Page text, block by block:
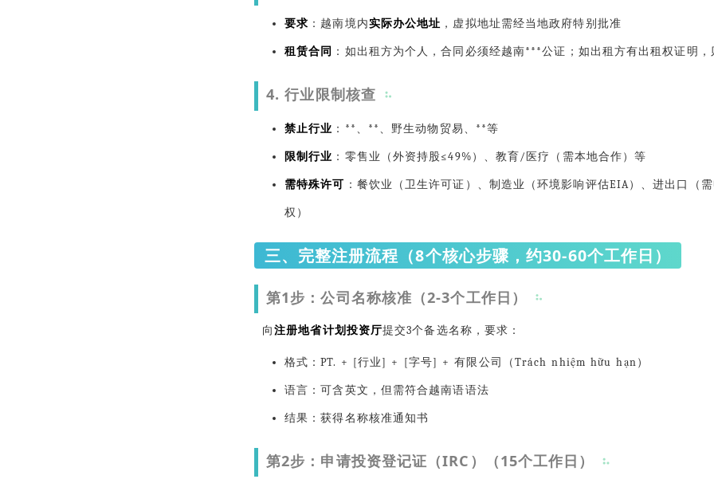
要求 ：越南境内实际办公地址 ，虚拟地址需经当地政府特别批准
租赁合同 ：如出租方为个人，合同必须经越南***公证；如出租方有出租权证明
4.行业限制核查
禁止行业 ：**、**、野生动物贸易、**等
限制行业 ：零售业（外资持股≤49%）、教育/医疗（需本地合作）等
需特殊许可 ：餐饮业（卫生许可证）、制造业（环境影响评估EIA）、进出口（
权）
三、完整注册流程（8个核心步骤，约30-60个工作日）
第1步：公司名称核准（2-3个工作日）
向注册地省计划投资厅提交3个备选名称，要求：
格式：PT. + [行业] + [字号] + 有限公司（Trách nhiệm hữu hạn）
语言：可含英文，但需符合越南语语法
结果：获得名称核准通知书
第2步：申请投资登记证（IRC）（15个工作日）